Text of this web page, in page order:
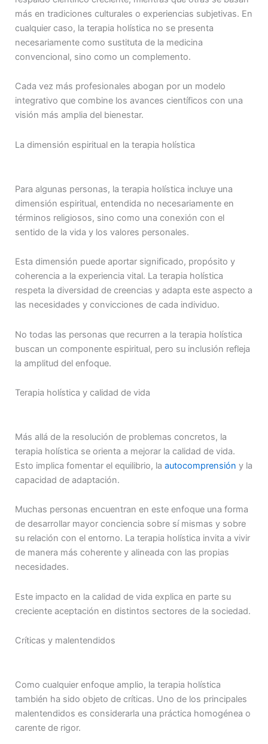
más en tradiciones culturales o experiencias subjetivas. En
cualquier caso, la terapia holística no se presenta
necesariamente como sustituta de la medicina
convencional, sino como un complemento.
Cada vez más profesionales abogan por un modelo
integrativo que combine los avances científicos con una
visión más amplia del bienestar.
La dimensión espiritual en la terapia holística
Para algunas personas, la terapia holística incluye una
dimensión espiritual, entendida no necesariamente en
términos religiosos, sino como una conexión con el
sentido de la vida y los valores personales.
Esta dimensión puede aportar significado, propósito y
coherencia a la experiencia vital. La terapia holística
respeta la diversidad de creencias y adapta este aspecto a
las necesidades y convicciones de cada individuo.
No todas las personas que recurren a la terapia holística
buscan un componente espiritual, pero su inclusión refleja
la amplitud del enfoque.
Terapia holística y calidad de vida
Más allá de la resolución de problemas concretos, la
terapia holística se orienta a mejorar la calidad de vida.
Esto implica fomentar el equilibrio, la autocomprensión y la
capacidad de adaptación.
Muchas personas encuentran en este enfoque una forma
de desarrollar mayor conciencia sobre sí mismas y sobre
su relación con el entorno. La terapia holística invita a vivir
de manera más coherente y alineada con las propias
necesidades.
Este impacto en la calidad de vida explica en parte su
creciente aceptación en distintos sectores de la sociedad.
Críticas y malentendidos
Como cualquier enfoque amplio, la terapia holística
también ha sido objeto de críticas. Uno de los principales
malentendidos es considerarla una práctica homogénea o
carente de rigor.